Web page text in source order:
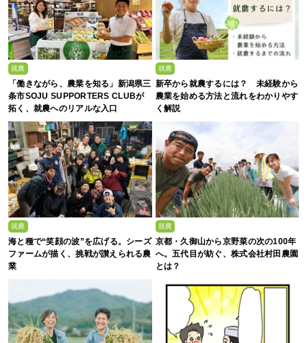
就農
「働きながら、農業を知る」新潟県三
条市SOJU SUPPORTERS CLUBが
拓く、就農へのリアルな入口
就農
新卒から就農するには？ 未経験から
農業を始める方法と流れをわかりやす
く解説
就農
海と種で“笑顔の波”を広げる。シーズ
ファームが描く、挑戦が讃えられる農
業
就農
京都・久御山から京野菜の次の100年
へ。五代目が紡ぐ、株式会社村田農園
とは？